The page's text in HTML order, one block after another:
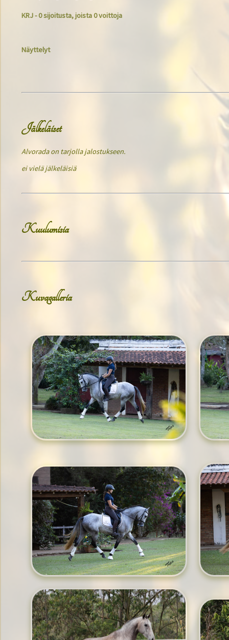
KRJ - 0 sijoitusta, joista 0 voittoja
Näyttelyt
Jälkeläiset
Alvorada on tarjolla jalostukseen.
ei vielä jälkeläisiä
Kuulumisia
Kuvagalleria